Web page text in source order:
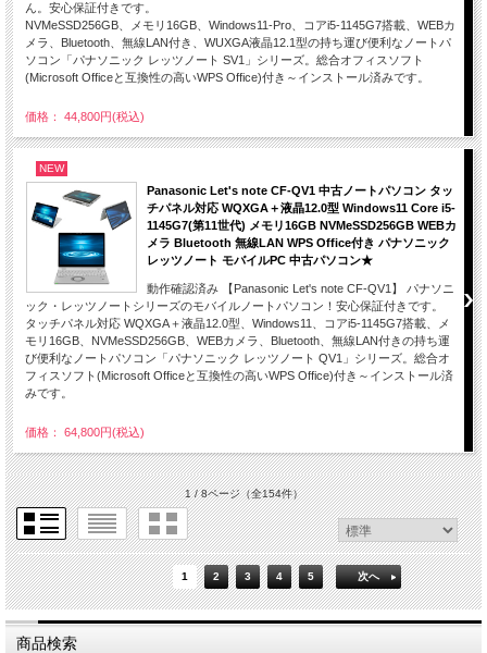
ん。安心保証付きです。
NVMeSSD256GB、メモリ16GB、Windows11-Pro、コアi5-1145G7搭載、WEBカ
メラ、Bluetooth、無線LAN付き、WUXGA液晶12.1型の持ち運び便利なノートパ
ソコン「パナソニック レッツノート SV1」シリーズ。総合オフィスソフト
(Microsoft Officeと互換性の高いWPS Office)付き～インストール済みです。
価格： 44,800円(税込)
NEW
Panasonic Let's note CF-QV1 中古ノートパソコン タッ
チパネル対応 WQXGA＋液晶12.0型 Windows11 Core i5-
1145G7(第11世代) メモリ16GB NVMeSSD256GB WEBカ
メラ Bluetooth 無線LAN WPS Office付き パナソニック
レッツノート モバイルPC 中古パソコン★
動作確認済み 【Panasonic Let's note CF-QV1】 パナソニ
ック・レッツノートシリーズのモバイルノートパソコン！安心保証付きです。
タッチパネル対応 WQXGA＋液晶12.0型、Windows11、コアi5-1145G7搭載、メ
モリ16GB、NVMeSSD256GB、WEBカメラ、Bluetooth、無線LAN付きの持ち運
び便利なノートパソコン「パナソニック レッツノート QV1」シリーズ。総合オ
フィスソフト(Microsoft Officeと互換性の高いWPS Office)付き～インストール済
みです。
価格： 64,800円(税込)
1 / 8ページ（全154件）
1 2 3 4 5 次へ
商品検索